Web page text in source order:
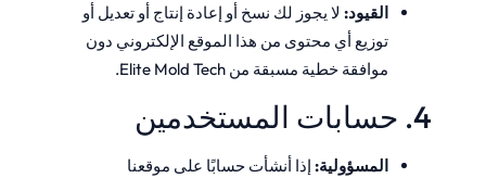
القيود: لا يجوز لك نسخ أو إعادة إنتاج أو تعديل أو
توزيع أي محتوى من هذا الموقع الإلكتروني دون
موافقة خطية مسبقة من Elite Mold Tech.
4. حسابات المستخدمين
المسؤولية: إذا أنشأت حسابًا على موقعنا